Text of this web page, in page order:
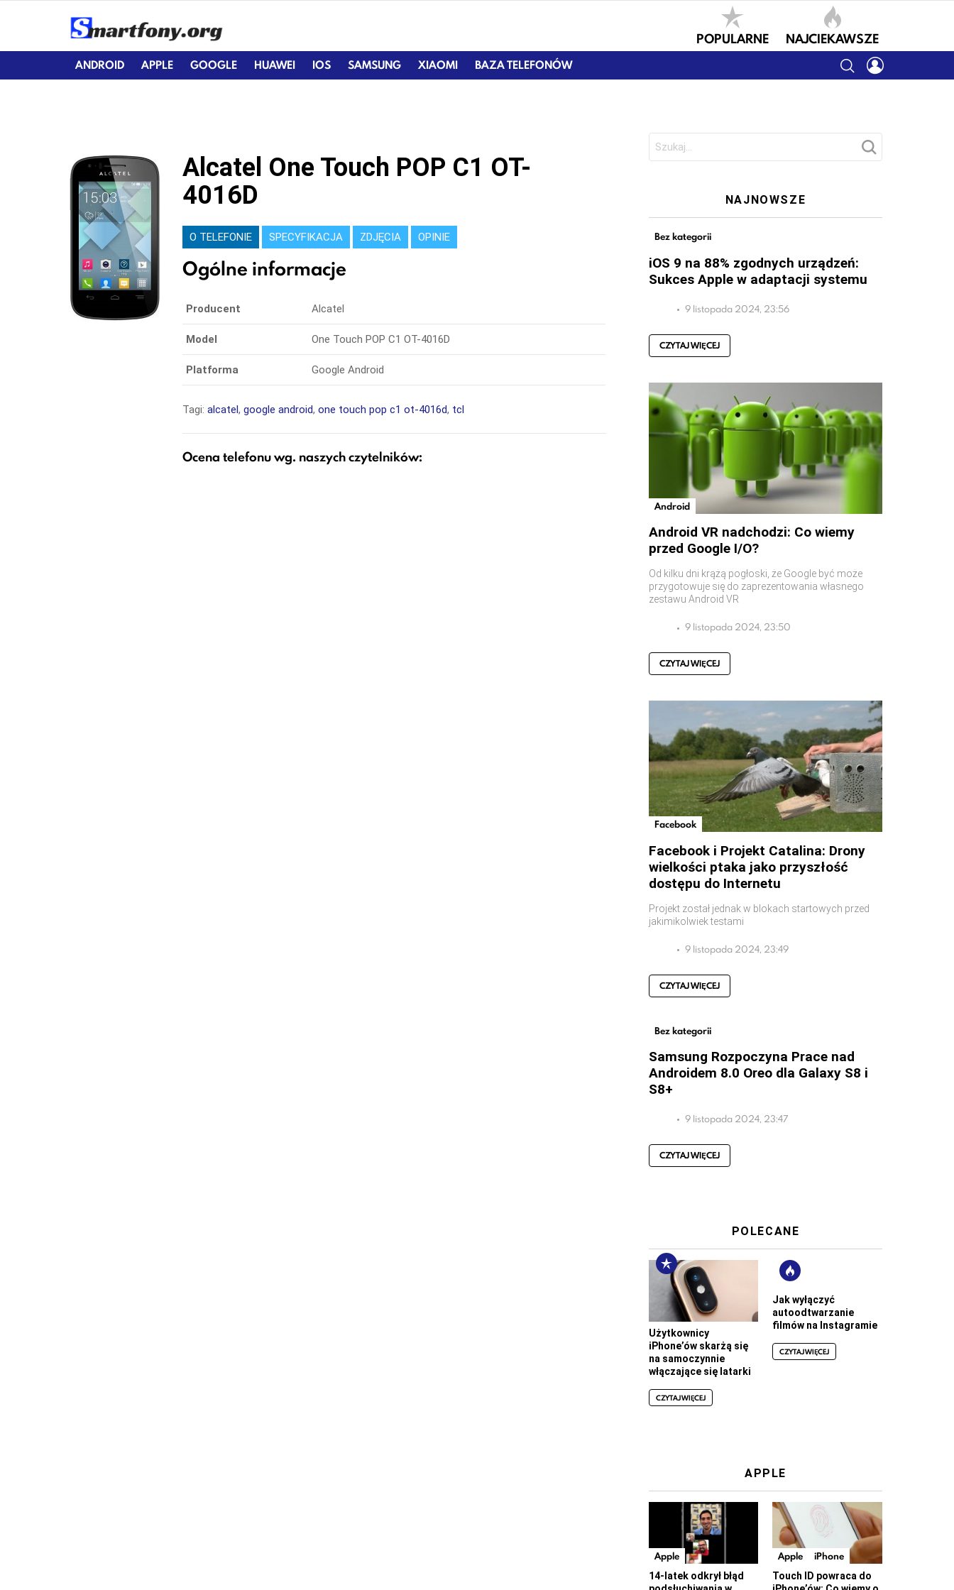
POPULARNE NAJCIEKAWSZE
ANDROID APPLE GOOGLE HUAWEI IOS SAMSUNG XIAOMI BAZA TELEFONÓW SEARCH
Alcatel One Touch POP C1 OT-
4016D
O TELEFONIE SPECYFIKACJA ZDJĘCIA OPINIE
Ogólne informacje
Producent Alcatel
Model One Touch POP C1 OT-4016D
Platforma Google Android
Tagi:alcatel,google android,one touch pop c1 ot-4016d, tcl
Ocena telefonu wg. naszych czytelników:
NAJNOWSZE
Bez kategorii
iOS 9 na 88% zgodnych urządzeń:
Sukces Apple w adaptacji systemu
9 listopada 2024, 23:56
CZYTAJ WIĘCEJ
Android
Android VR nadchodzi: Co wiemy
przed Google I/O?
Od kilku dni krążą pogłoski, że Google być może
przygotowuje się do zaprezentowania własnego
zestawu Android VR
9 listopada 2024, 23:50
CZYTAJ WIĘCEJ
Facebook
Facebook i Projekt Catalina: Drony
wielkości ptaka jako przyszłość
dostępu do Internetu
Projekt został jednak w blokach startowych przed
jakimikolwiek testami
9 listopada 2024, 23:49
CZYTAJ WIĘCEJ
Bez kategorii
Samsung Rozpoczyna Prace nad
Androidem 8.0 Oreo dla Galaxy S8 i
S8+
9 listopada 2024, 23:47
CZYTAJ WIĘCEJ
POLECANE
Użytkownicy
iPhone’ów skarżą się
na samoczynnie
włączające się latarki
CZYTAJ WIĘCEJ
Jak wyłączyć
autoodtwarzanie
filmów na Instagramie
CZYTAJ WIĘCEJ
APPLE
Apple
14-latek odkrył błąd
Apple iPhone
Touch ID powraca do